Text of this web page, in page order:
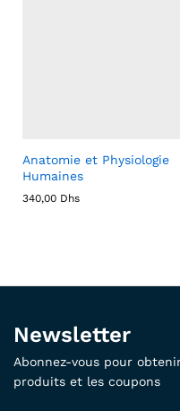
Anatomie et Physiologie
Humaines
340,00 Dhs
Newsletter
Abonnez-vous pour
produits et les coupons